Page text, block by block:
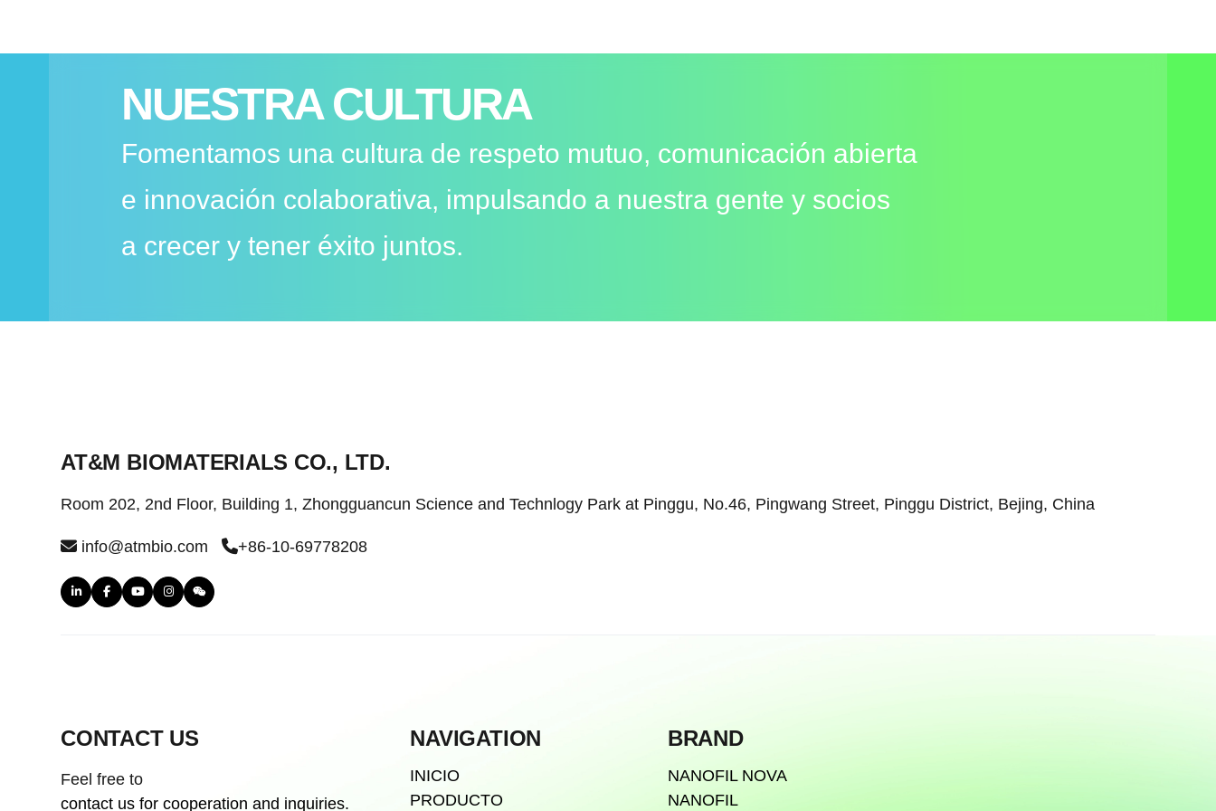
NUESTRA CULTURA
Fomentamos una cultura de respeto mutuo, comunicación abierta
e innovación colaborativa, impulsando a nuestra gente y socios
a crecer y tener éxito juntos.
AT&M BIOMATERIALS CO., LTD.
Room 202, 2nd Floor, Building 1, Zhongguancun Science and Technlogy Park at Pinggu, No.46, Pingwang Street, Pinggu District, Bejing, China
info@atmbio.com +86-10-69778208
CONTACT US
Feel free to
contact us for cooperation and inquiries.
NAVIGATION
INICIO
PRODUCTO
BRAND
NANOFIL NOVA
NANOFIL